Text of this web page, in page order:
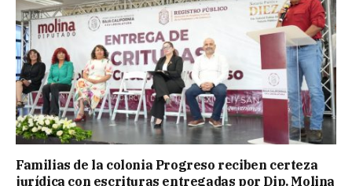
Familias de la colonia Progreso reciben certeza
jurídica con escrituras entregadas por Dip. Molina